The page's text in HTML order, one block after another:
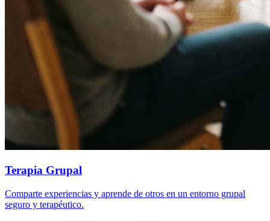
Terapia Grupal
Comparte experiencias y aprende de otros en un entorno grupal
seguro y terapéutico.